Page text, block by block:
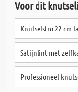
Voor dit
Knutselstro 22 cm
Satijnlint met
Professioneel